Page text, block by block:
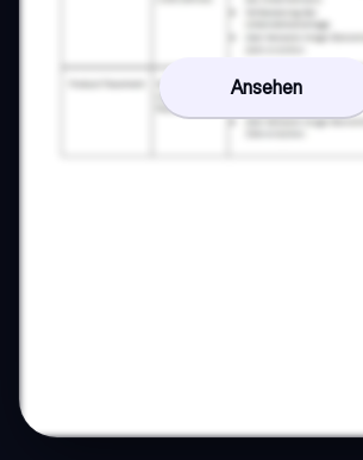
Ansehen